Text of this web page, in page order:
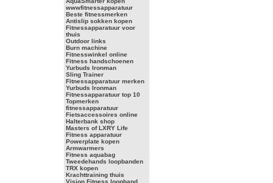
wwwfitnessapparatuur
Beste fitnessmerken
Antislip sokken kopen
Fitnessapparatuur voor
thuis
Outdoor links
Burn machine
Fitnesswinkel online
Fitness handschoenen
Yurbuds Ironman
Sling Trainer
Fitnessapparatuur merken
Yurbuds Ironman
Fitnessapparatuur top 10
Topmerken
fitnessapparatuur
Fietsaccessoires online
Halterbank shop
Masters of LXRY Life
Fitness apparatuur
Powerplate kopen
Armwarmers
Fitness aquabag
Tweedehands loopbanden
TRX kopen
Krachttraining thuis
Vision Fitness loopband